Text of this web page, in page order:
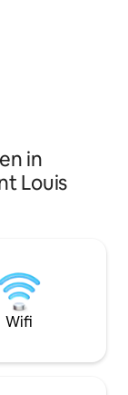
beoordeling van
slaapkamers met
allemaal nieuw
in
Louis
Wifi